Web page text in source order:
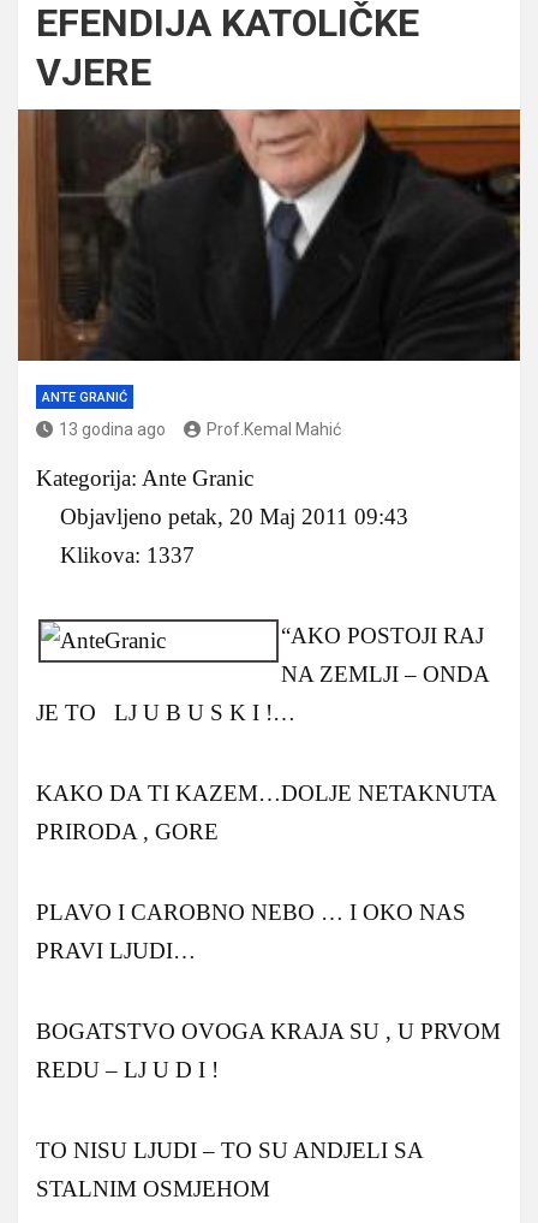
EFENDIJA KATOLIČKE
VJERE
ANTE GRANIĆ
13 godina ago Prof.Kemal Mahić
Kategorija: Ante Granic
Objavljeno petak, 20 Maj 2011 09:43
Klikova: 1337
“AKO POSTOJI RAJ
NA ZEMLJI – ONDA
JE TO LJ U B U S K I !…
KAKO DA TI KAZEM…DOLJE NETAKNUTA
PRIRODA , GORE
PLAVO I CAROBNO NEBO … I OKO NAS
PRAVI LJUDI…
BOGATSTVO OVOGA KRAJA SU , U PRVOM
REDU – LJ U D I !
TO NISU LJUDI – TO SU ANDJELI SA
STALNIM OSMJEHOM